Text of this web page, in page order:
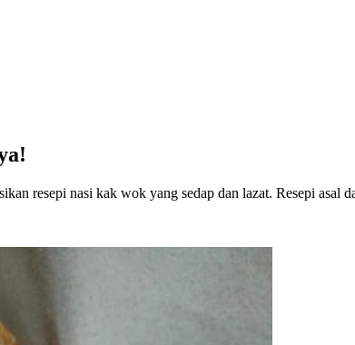
resepi nasi kak wok yang sedap dan lazat. Resepi asal